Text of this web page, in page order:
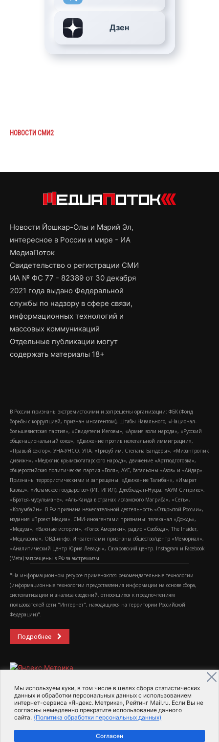
Мы используем куки, в том числе в целях сбора статистических
данных и обработки персональных данных с использованием
интернет-сервиса «Яндекс. Метрика», Рейтинг Mail.ru. Если Вы не
согласны немедленно прекратите использование данного
сайта. (Политика обработки персональных данных)
Согласен
Дзен
НОВОСТИ СМИ2
Новости Йошкар-Олы и Марий Эл,
интересное в России и мире - ИА
МедиаПоток
Свидетельство о регистрации СМИ
ИА № ФС 77 - 82389 от 30 декабря
2021 года выдано Федеральной
службы по надзору в сфере связи,
информационных технологий и
массовых коммуникаций
Отдельные публикации могут
содержать материалы 18+
В России признаны экстремистскими и запрещены организации: ФБК (Фонд
борьбы с коррупцией, признан иноагентом), Штабы Навального, «Национал-
большевистская партия», «Свидетели Иеговы», «Армия воли народа», «Русский
общенациональный союз», «Движение против нелегальной иммиграции»,
«Правый сектор», УНА-УНСО, УПА, «Тризуб им. Степана Бандеры», «Мизантропик
дивижн», «Меджлис крымскотатарского народа», движение «Артподготовка»,
общероссийская политическая партия «Воля», АУЕ, батальоны «Азов» и «Айдар».
Признаны террористическими и запрещены: «Движение Талибан», «Имарат
Кавказ», «Исламское государство» (ИГ, ИГИЛ), Джебхад-ан-Нусра, «АУМ Синрике»,
«Братья-мусульмане», «Аль-Каида в странах исламского Магриба», «Сеть»,
«Колумбайн». В РФ признана нежелательной деятельность «Открытой России»,
издания «Проект Медиа». СМИ-иноагентами признаны: телеканал «Дождь»,
«Медуза», «Важные истории», «Голос Америки», радио «Свобода», The Insider,
«Медиазона», ОВД-инфо. Иноагентами признаны общество/центр «Мемориал»,
«Аналитический Центр Юрия Левады», Сахаровский центр. Instagram и Facebook
(Metа) запрещены в РФ за экстремизм.
"На информационном ресурсе применяются рекомендательные технологии
(информационные технологии предоставления информации на основе сбора,
систематизации и анализа сведений, относящихся к предпочтениям
пользователей сети "Интернет", находящихся на территории Российской
Федерации)".
Подробнее
2015-2026- Информационное агентство МедиаПоток
Для справки Об издании
Пользовательское соглашение
Политика обработки персональных данных